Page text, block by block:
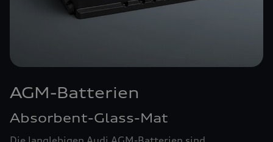
AGM-Batterien
Absorbent-Glass-Mat